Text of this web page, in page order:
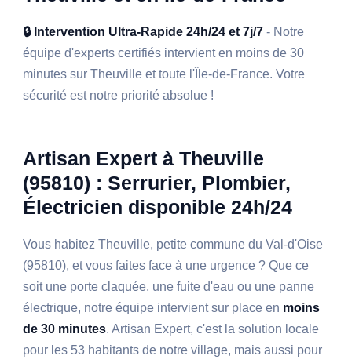
🔒 Intervention Ultra-Rapide 24h/24 et 7j/7 - Notre
équipe d'experts certifiés intervient en moins de 30
minutes sur Theuville et toute l'Île-de-France. Votre
sécurité est notre priorité absolue !
Artisan Expert à Theuville
(95810) : Serrurier, Plombier,
Électricien disponible 24h/24
Vous habitez Theuville, petite commune du Val-d'Oise
(95810), et vous faites face à une urgence ? Que ce
soit une porte claquée, une fuite d'eau ou une panne
électrique, notre équipe intervient sur place en moins
de 30 minutes. Artisan Expert, c'est la solution locale
pour les 53 habitants de notre village, mais aussi pour